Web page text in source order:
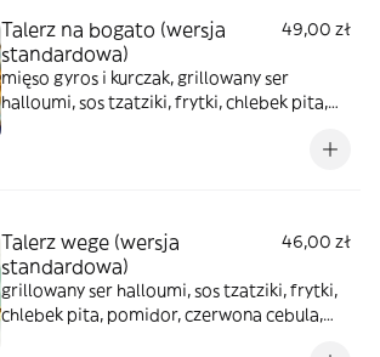
Talerz na bogato (wersja
standardowa)
49,00 zł
mięso gyros i kurczak, grillowany ser
halloumi, sos tzatziki, frytki, chlebek pita,
Talerz wege (wersja
standardowa)
46,00 zł
grillowany ser halloumi, sos tzatziki, frytki,
chlebek pita, pomidor, czerwona cebula,